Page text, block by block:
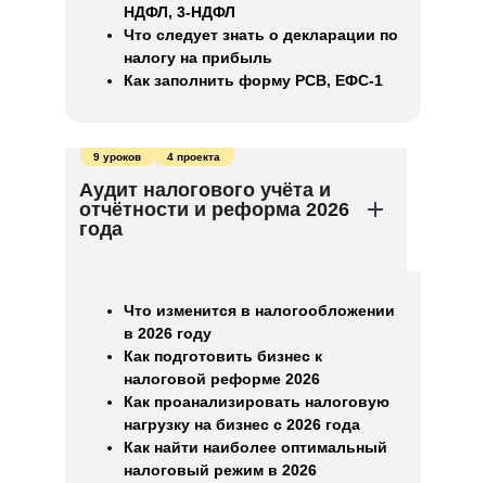
НДФЛ, 3-НДФЛ
Что следует знать о декларации по
налогу на прибыль
Как заполнить форму РСВ, ЕФС-1
Аудит налогового учёта и
отчётности и реформа 2026
года
9 уроков 4 проекта
Что изменится в налогообложении
в 2026 году
Как подготовить бизнес к
налоговой реформе 2026
Как проанализировать налоговую
нагрузку на бизнес с 2026 года
Как найти наиболее оптимальный
налоговый режим в 2026